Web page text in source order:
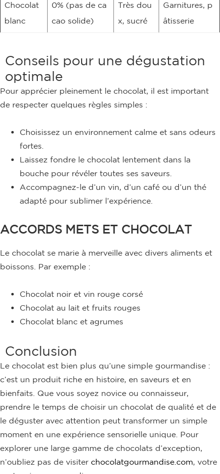
Chocolat
blanc
0% (pas de ca
cao solide)
Très dou
x, sucré
Garnitures, p
âtisserie
Conseils pour une dégustation
optimale
Pour apprécier pleinement le chocolat, il est important
de respecter quelques règles simples :
Choisissez un environnement calme et sans odeurs
fortes.
Laissez fondre le chocolat lentement dans la
bouche pour révéler toutes ses saveurs.
Accompagnez-le d’un vin, d’un café ou d’un thé
adapté pour sublimer l’expérience.
ACCORDS METS ET CHOCOLAT
Le chocolat se marie à merveille avec divers aliments et
boissons. Par exemple :
Chocolat noir et vin rouge corsé
Chocolat au lait et fruits rouges
Chocolat blanc et agrumes
Conclusion
Le chocolat est bien plus qu’une simple gourmandise :
c’est un produit riche en histoire, en saveurs et en
bienfaits. Que vous soyez novice ou connaisseur,
prendre le temps de choisir un chocolat de qualité et de
le déguster avec attention peut transformer un simple
moment en une expérience sensorielle unique. Pour
explorer une large gamme de chocolats d’exception,
n’oubliez pas de visiter chocolatgourmandise.com, votre